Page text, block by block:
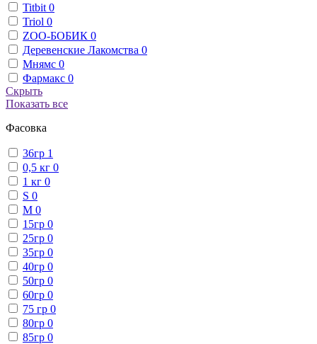
Titbit 0
Triol 0
ZОО-БОБИК 0
Деревенские Лакомства 0
Мнямс 0
Фармакс 0
Скрыть
Показать все
Фасовка
36гр 1
0,5 кг 0
1 кг 0
S 0
М 0
15гр 0
25гр 0
35гр 0
40гр 0
50гр 0
60гр 0
75 гр 0
80гр 0
85гр 0